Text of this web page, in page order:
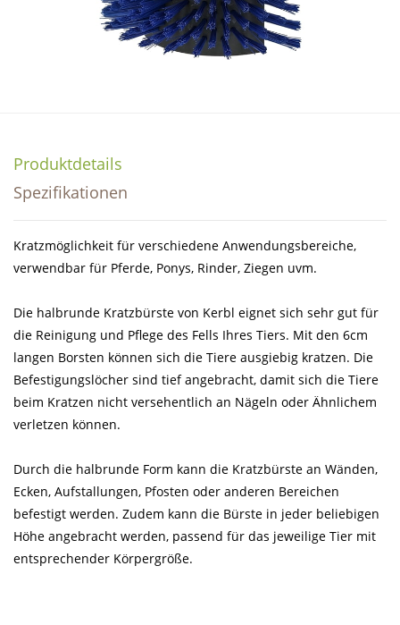
Produktdetails
Spezifikationen
Kratzmöglichkeit für verschiedene Anwendungsbereiche,
verwendbar für Pferde, Ponys, Rinder, Ziegen uvm.
Die halbrunde Kratzbürste von Kerbl eignet sich sehr gut für
die Reinigung und Pflege des Fells Ihres Tiers. Mit den 6cm
langen Borsten können sich die Tiere ausgiebig kratzen. Die
Befestigungslöcher sind tief angebracht, damit sich die Tiere
beim Kratzen nicht versehentlich an Nägeln oder Ähnlichem
verletzen können.
Durch die halbrunde Form kann die Kratzbürste an Wänden,
Ecken, Aufstallungen, Pfosten oder anderen Bereichen
befestigt werden. Zudem kann die Bürste in jeder beliebigen
Höhe angebracht werden, passend für das jeweilige Tier mit
entsprechender Körpergröße.